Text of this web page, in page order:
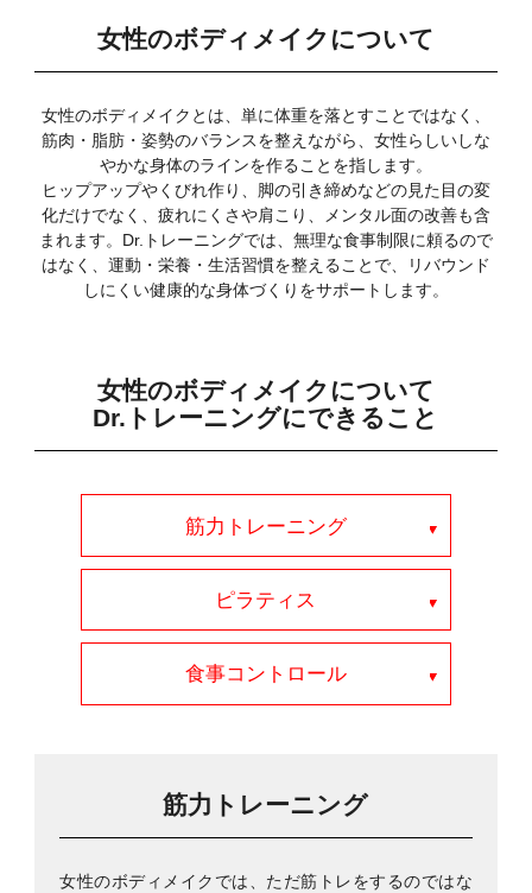
女性のボディメイクについて
女性のボディメイクとは、単に体重を落とすことではなく、
筋肉・脂肪・姿勢のバランスを整えながら、女性らしいしな
やかな身体のラインを作ることを指します。
ヒップアップやくびれ作り、脚の引き締めなどの見た目の変
化だけでなく、疲れにくさや肩こり、メンタル面の改善も含
まれます。Dr.トレーニングでは、無理な食事制限に頼るので
はなく、運動・栄養・生活習慣を整えることで、リバウンド
しにくい健康的な身体づくりをサポートします。
女性のボディメイクについて
Dr.トレーニングにできること
筋力トレーニング
ピラティス
食事コントロール
筋力トレーニング
女性のボディメイクでは、ただ筋トレをするのではな